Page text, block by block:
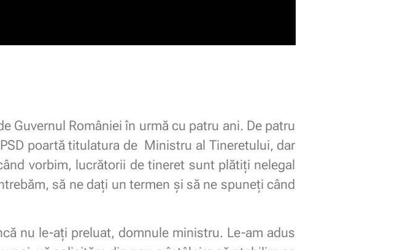
Guvernul României în urmă cu patru ani. De patru
poartă titulatura de Ministru al Tineretului, dar
vorbim, lucrătorii de tineret sunt plătiți nelegal
să ne dați un termen și să ne spuneți când
nu le-ați preluat, domnule ministru. Le-am adus